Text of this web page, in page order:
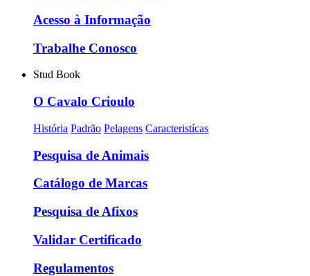
Acesso à Informação
Trabalhe Conosco
Stud Book
O Cavalo Crioulo
História Padrão Pelagens Caracteristícas
Pesquisa de Animais
Catálogo de Marcas
Pesquisa de Afixos
Validar Certificado
Regulamentos